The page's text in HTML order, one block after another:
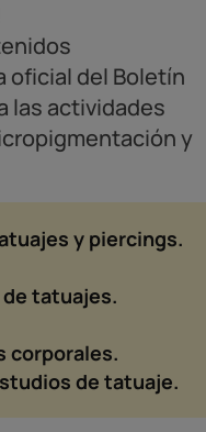
oficial del Boletín
las actividades
y
y piercings.
tatuajes.
corporales.
de tatuaje.